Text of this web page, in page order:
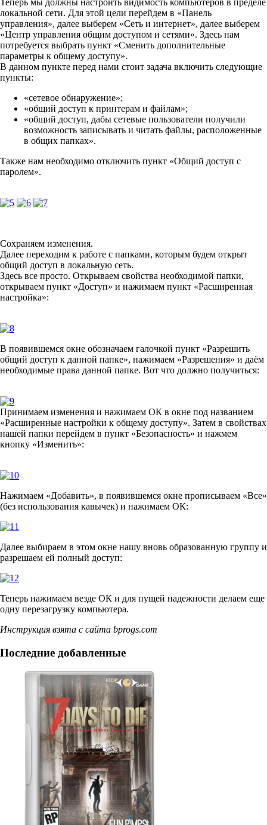
локальной сети. Для этой цели перейдем в «Панель
управления», далее выберем «Сеть и интернет», далее выберем
«Центр управления общим доступом и сетями». Здесь нам
потребуется выбрать пункт «Сменить дополнительные
параметры к общему доступу».
В данном пункте перед нами стоит задача включить следующие
пункты:
«сетевое обнаружение»;
«общий доступ к принтерам и файлам»;
«общий доступ, дабы сетевые пользователи получили
возможность записывать и читать файлы, расположенные
в общих папках».
Также нам необходимо отключить пункт «Общий доступ с
паролем».
Сохраняем изменения.
Далее переходим к работе с папками, которым будем открыт
общий доступ в локальную сеть.
Здесь все просто. Открываем свойства необходимой папки,
открываем пункт «Доступ» и нажимаем пункт «Расширенная
настройка»:
В появившемся окне обозначаем галочкой пункт «Разрешить
общий доступ к данной папке», нажимаем «Разрешения» и даём
необходимые права данной папке. Вот что должно получиться:
Принимаем изменения и нажимаем ОК в окне под названием
«Расширенные настройки к общему доступу». Затем в свойствах
нашей папки перейдем в пункт «Безопасность» и нажмем
кнопку «Изменить»:
Нажимаем «Добавить», в появившемся окне прописываем «Все»
(без использования кавычек) и нажимаем ОК:
Далее выбираем в этом окне нашу вновь образованную группу и
разрешаем ей полный доступ:
Теперь нажимаем везде ОК и для пущей надежности делаем еще
одну перезагрузку компьютера.
Инструкция взята с сайта bprogs.com
Последние добавленные